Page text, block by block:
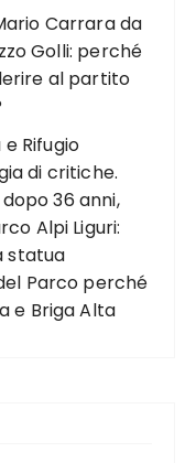
Carrara da
Golli: perché
al partito
Rifugio
di critiche.
36 anni,
Alpi Liguri:
statua
Parco perché
e Briga Alta